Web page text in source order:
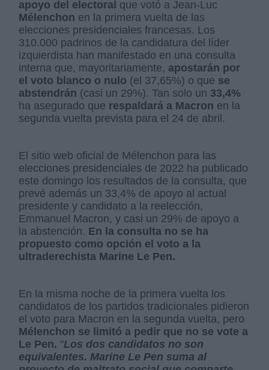
apoyo del electoral que votó a Jean-Luc
Mélenchon en la primera vuelta de las
elecciones presidenciales francesas. Los
310.000 padrinos de la candidatura del líder
izquierdista han manifestado en una consulta
interna que, mayoritariamente, apostarán por
el voto blanco o nulo (el 37,65%) o que se
abstendrán (casi un 29%). Tan solo un 33,4%
ha asegurado que respaldará a Macron en la
segunda vuelta prevista para el 24 de abril.
El sitio web oficial de Mélenchon para las
elecciones presidenciales de 2022 ha publicado
este domingo los resultados de la consulta, que
prevé además un 33,4% de apoyo al actual
presidente y candidato a la reelección,
Emmanuel Macron, y casi un 29% de apoyo a
la abstención. En la consulta no se ha
propuesto como opción el voto a la
ultraderechista Marine Le Pen.
En la misma noche de la primera vuelta los
candidatos de los partidos tradicionales pidieron
el voto para Macron en la segunda vuelta, pero
Mélenchon se limitó a pedir que no se vote a
Le Pen. "Los dos candidatos no son
equivalentes. Marine Le Pen suma al